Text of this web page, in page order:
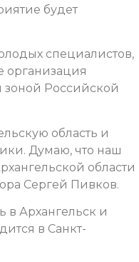
будет
специалистов,
организация
зоной Российской
область и
Думаю, что наш
области
Сергей Пивков.
в Архангельск и
в Санкт-